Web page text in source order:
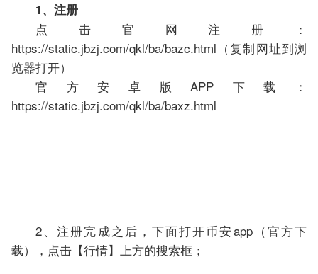
1、注册
点击官网注册：
https://static.jbzj.com/qkl/ba/bazc.html（复制网址到浏
览器打开）
官方安卓版APP下载：
https://static.jbzj.com/qkl/ba/baxz.html
2、注册完成之后，下面打开币安app（官方下
载），点击【行情】上方的搜索框；